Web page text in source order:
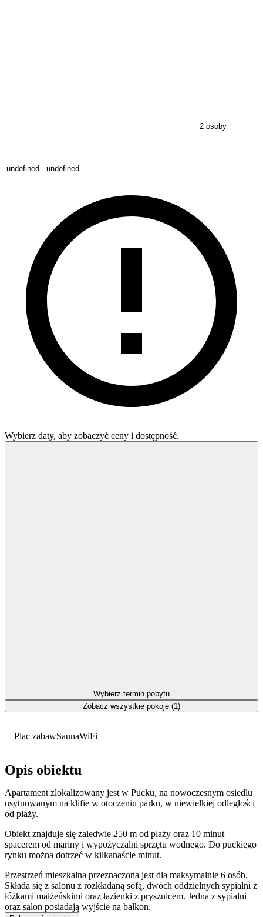
Plac zabawSaunaWiFi
Opis obiektu
Apartament zlokalizowany jest w Pucku, na nowoczesnym osiedlu
usytuowanym na klifie w otoczeniu parku, w niewielkiej odległości
od plaży.
Obiekt znajduje się zaledwie 250 m od plaży oraz 10 minut
spacerem od mariny i wypożyczalni sprzętu wodnego. Do puckiego
rynku można dotrzeć w kilkanaście minut.
Przestrzeń mieszkalna przeznaczona jest dla maksymalnie 6 osób.
Składa się z salonu z rozkładaną sofą, dwóch oddzielnych sypialni z
łóżkami małżeńskimi oraz łazienki z prysznicem. Jedna z sypialni
oraz salon posiadają wyjście na balkon.
2 osoby
Wybierz daty, aby zobaczyć ceny i dostępność.
Wybierz termin pobytu
Zobacz wszystkie pokoje (1)